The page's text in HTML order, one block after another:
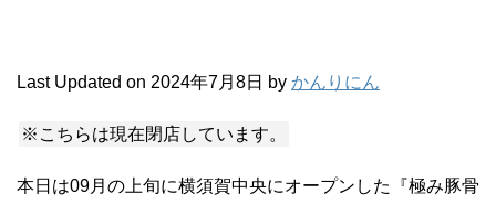
Last Updated on 2024年7月8日 by かんりにん
※こちらは現在閉店しています。
本日は09月の上旬に横須賀中央にオープンした『極み豚骨